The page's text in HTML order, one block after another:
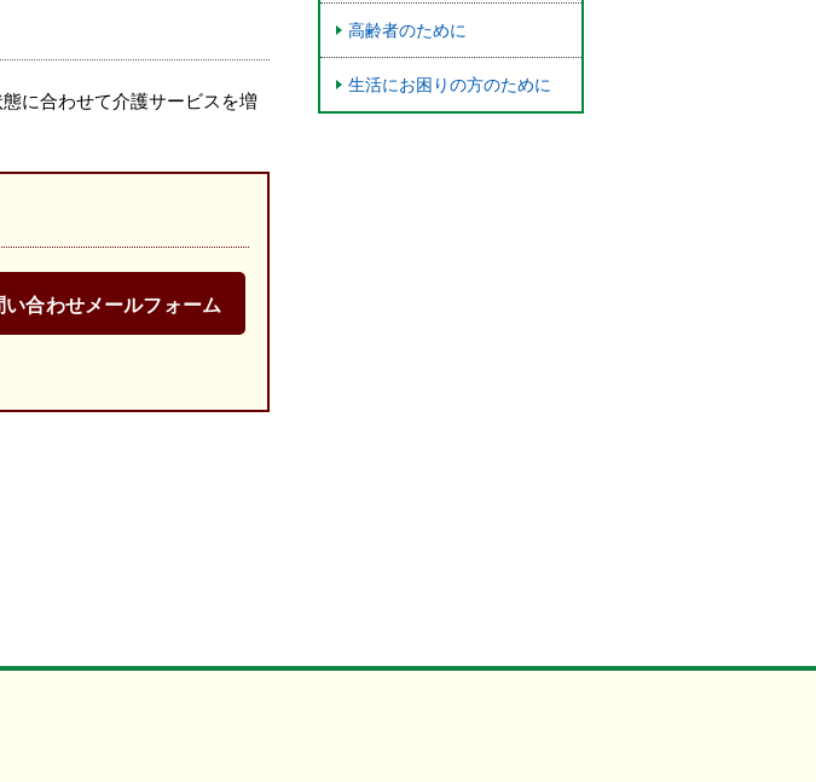
に合わせて介護サービスを増
い合わせメールフォーム
高齢者のために
生活にお困りの方のために